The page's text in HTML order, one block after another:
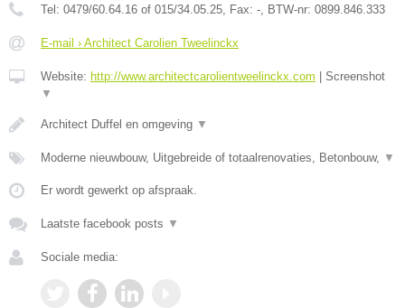
Tel: 0479/60.64.16 of 015/34.05.25, Fax: -, BTW-nr: 0899.846.333
E-mail › Architect Carolien Tweelinckx
Website: http://www.architectcarolientweelinckx.com
Screenshot
▼
Architect Duffel en omgeving ▼
Moderne nieuwbouw, Uitgebreide of totaalrenovaties, Betonbouw, ▼
Er wordt gewerkt op afspraak.
Laatste facebook posts ▼
Sociale media: